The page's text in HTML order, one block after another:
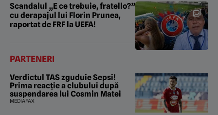
Scandalul „E ce trebuie, fratello?”
cu derapajul lui Florin Prunea,
raportat de FRF la UEFA!
PARTENERI
Verdictul TAS zguduie Sepsi!
Prima reacție a clubului după
suspendarea lui Cosmin Matei
MEDIAFAX